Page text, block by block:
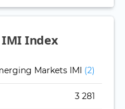
IMI Index
Markets IMI (2)
3 281